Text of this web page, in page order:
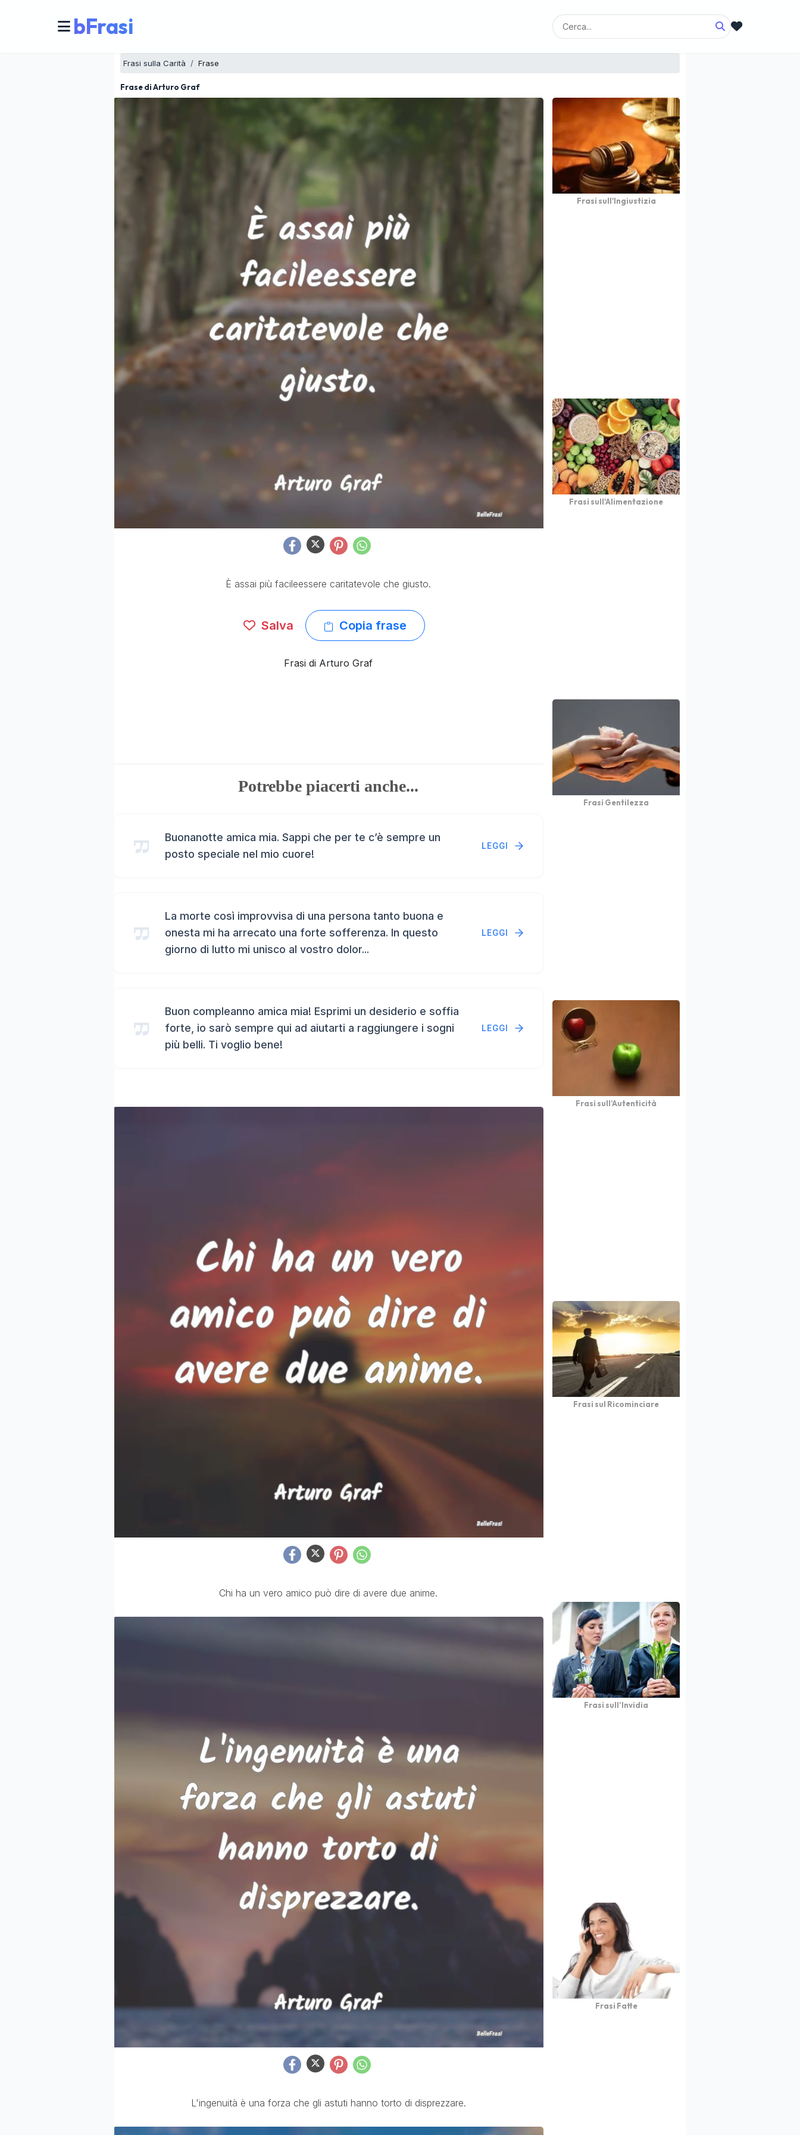
bFrasi
Frasi sulla Carità Frase
Frase di Arturo Graf
È assai più facileessere caritatevole che giusto.
Salva Copia frase
Frasi di Arturo Graf
Potrebbe piacerti anche...
Buonanotte amica mia. Sappi che per te c’è sempre un
posto speciale nel mio cuore!
LEGGI
La morte così improvvisa di una persona tanto buona e
onesta mi ha arrecato una forte sofferenza. In questo
giorno di lutto mi unisco al vostro dolor...
LEGGI
Buon compleanno amica mia! Esprimi un desiderio e soffia
forte, io sarò sempre qui ad aiutarti a raggiungere i sogni
più belli. Ti voglio bene!
LEGGI
Chi ha un vero amico può dire di avere due anime.
L'ingenuità è una forza che gli astuti hanno torto di disprezzare.
Frasi sull'Ingiustizia
Frasi sull'Alimentazione
Frasi Gentilezza
Frasi sull’Autenticità
Frasi sul Ricominciare
Frasi sull’Invidia
Frasi Fatte